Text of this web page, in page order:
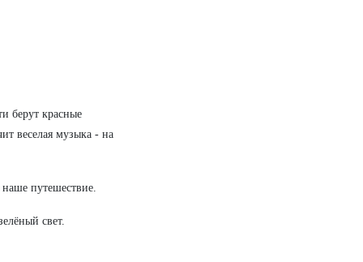
берут красные
веселая музыка - на
путешествие.
свет.